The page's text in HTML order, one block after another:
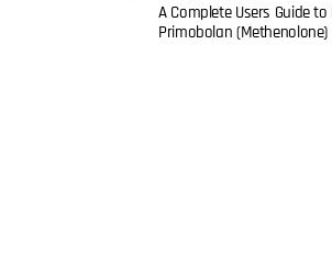
A Complete Users Guide
Primobolan (Methenolone)